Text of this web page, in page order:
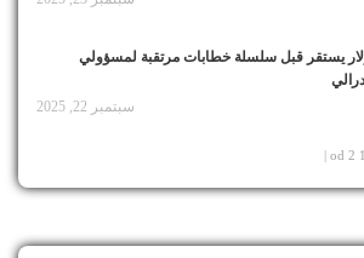
يستقر قبل سلسلة خطابات مرتقبة لمسؤولي
سبتمبر 22, 2025
1 od 2 |